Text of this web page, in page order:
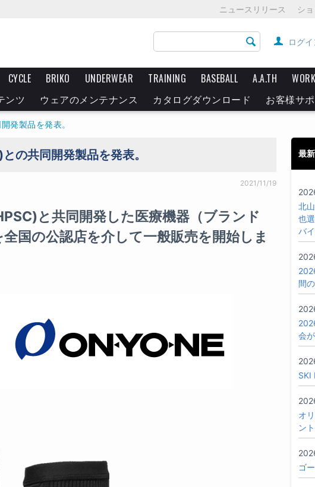
ニュースリリース シ
ログ
CYCLE BRIKO UNDERWEAR TRAINING BASEBALL A.A.TH
ンツ ウェアのメンテナンス カタログダウンロード お客様サ
発製品を発表。
の共同開発製品を発表。
2021/11/19
と共同開発した医療機器（ブランド
国の公認店を介して一般販売を開始しま
最
北
也
バ
間
会
SKI
オ
ン
ゴ